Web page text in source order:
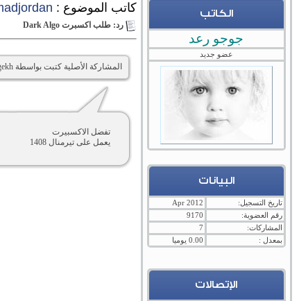
الكاتب
جوجو رعد
عضو جديد
البيانات
تاريخ التسجيل:
Apr 2012
رقم العضوية:
9170
المشاركات:
7
بمعدل :
0.00 يوميا
الإتصالات
كاتب الموضوع :
رد: طلب اكسبرت Dark Algo
المشاركة الأصلية كتبت بواسطة Georgekh
تفضل الاكسبيرت
يعمل على تيرمنال 1408